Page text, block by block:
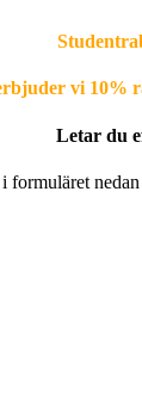
vi 10%
Letar du
formuläret